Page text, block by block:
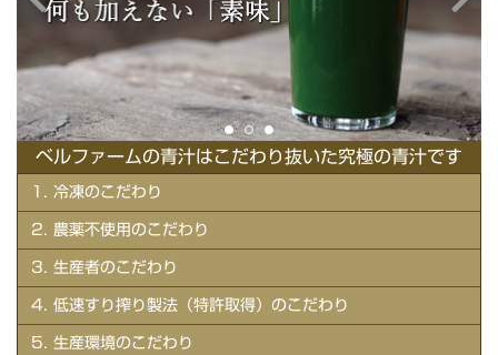
ベルファームの青汁はこだわり抜いた究極の青汁です
1. 冷凍のこだわり
2. 農薬不使用のこだわり
3. 生産者のこだわり
4. 低速すり搾り製法（特許取得）のこだわり
5. 生産環境のこだわり